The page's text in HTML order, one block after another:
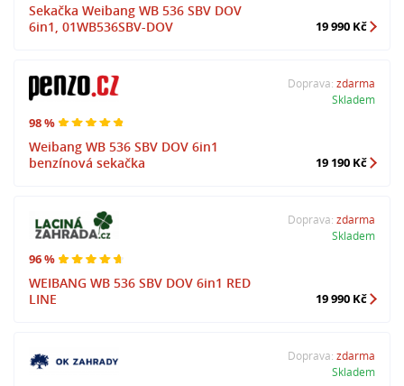
Sekačka Weibang WB 536 SBV DOV
6in1, 01WB536SBV-DOV
19 990 Kč
98 %
Weibang WB 536 SBV DOV 6in1
benzínová sekačka
Doprava: zdarma
Skladem
19 190 Kč
96 %
WEIBANG WB 536 SBV DOV 6in1 RED
LINE
Doprava: zdarma
Skladem
19 990 Kč
Doprava: zdarma
Skladem